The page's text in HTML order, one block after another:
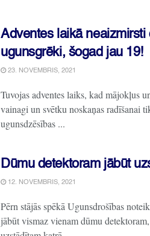
Adventes laikā
ugunsgrēki, šogad jau 19!
23. NOVEMBRIS, 2021
Tuvojas adventes laiks, kad mājokļus
vainagi un svētku noskaņas radīšanai
ugunsdzēsības ...
Dūmu detektoram jābūt
12. NOVEMBRIS, 2021
Pērn stājās spēkā Ugunsdrošības
jābūt vismaz vienam dūmu